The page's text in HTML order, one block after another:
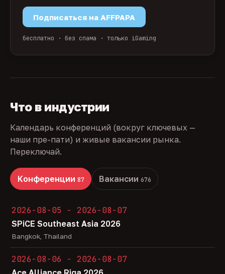
Подписаться на AFFPAPA
бесплатно · без спама · только iGaming
Что в индустрии
Календарь конференций (вокруг ключевых —
наши пре-пати) и живые вакансии рынка.
Переключай.
Конференции 87 Вакансии 676
2026-08-05 - 2026-08-07
SPiCE Southeast Asia 2026
Bangkok, Thailand
2026-08-06 - 2026-08-07